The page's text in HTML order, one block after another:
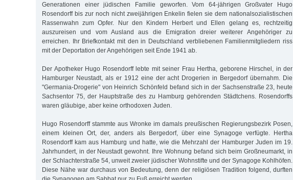
Generationen einer jüdischen Familie geworfen. Vom 64-jährigen Großvater Hugo
Rosendorff bis zur noch nicht zweijährigen Enkelin fielen sie dem nationalsozialistischen
Rassenwahn zum Opfer. Nur den Kindern Herbert und Ellen gelang es, rechtzeitig
auszureisen und vom Ausland aus die Emigration dreier weiterer Angehöriger zu
erreichen. Ihr Briefkontakt mit den in Deutschland verbliebenen Familienmitgliedern riss
mit der Deportation der Angehörigen seit Ende 1941 ab.
Der Apotheker Hugo Rosendorff lebte mit seiner Frau Hertha, geborene Hirschel, in der
Hamburger Neustadt, als er 1912 eine der acht Drogerien in Bergedorf übernahm. Die
"Germania-Drogerie" von Heinrich Schönfeld befand sich in der Sachsenstraße 23, heute
Sachsentor 75, der Hauptstraße des zu Hamburg gehörenden Städtchens. Rosendorffs
waren gläubige, aber keine orthodoxen Juden.
Hugo Rosendorff stammte aus Wronke im damals preußischen Regierungsbezirk Posen,
einem kleinen Ort, der, anders als Bergedorf, über eine Synagoge verfügte. Hertha
Rosendorff kam aus Hamburg und hatte, wie die Mehrzahl der Hamburger Juden im 19.
Jahrhundert, in der Neustadt gewohnt. Ihre Wohnung befand sich beim Großneumarkt, in
der Schlachterstraße 54, unweit zweier jüdischer Wohnstifte und der Synagoge Kohlhöfen.
Diese Nähe war durchaus von Bedeutung, denn der religiösen Tradition folgend, durften